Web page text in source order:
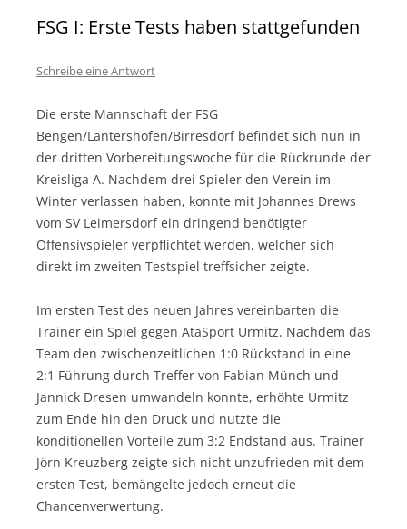
FSG I: Erste Tests haben stattgefunden
Schreibe eine Antwort
Die erste Mannschaft der FSG
Bengen/Lantershofen/Birresdorf befindet sich nun in
der dritten Vorbereitungswoche für die Rückrunde der
Kreisliga A. Nachdem drei Spieler den Verein im
Winter verlassen haben, konnte mit Johannes Drews
vom SV Leimersdorf ein dringend benötigter
Offensivspieler verpflichtet werden, welcher sich
direkt im zweiten Testspiel treffsicher zeigte.
Im ersten Test des neuen Jahres vereinbarten die
Trainer ein Spiel gegen AtaSport Urmitz. Nachdem das
Team den zwischenzeitlichen 1:0 Rückstand in eine
2:1 Führung durch Treffer von Fabian Münch und
Jannick Dresen umwandeln konnte, erhöhte Urmitz
zum Ende hin den Druck und nutzte die
konditionellen Vorteile zum 3:2 Endstand aus. Trainer
Jörn Kreuzberg zeigte sich nicht unzufrieden mit dem
ersten Test, bemängelte jedoch erneut die
Chancenverwertung.